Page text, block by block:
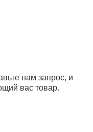
нам запрос, и
вас товар.